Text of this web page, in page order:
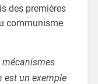
des premières
communisme
mécanismes
est un exemple